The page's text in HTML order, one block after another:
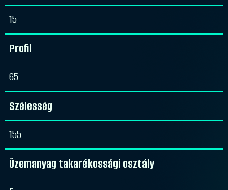
15
Profil
65
Szélesség
155
Üzemanyag takarékossági osztály